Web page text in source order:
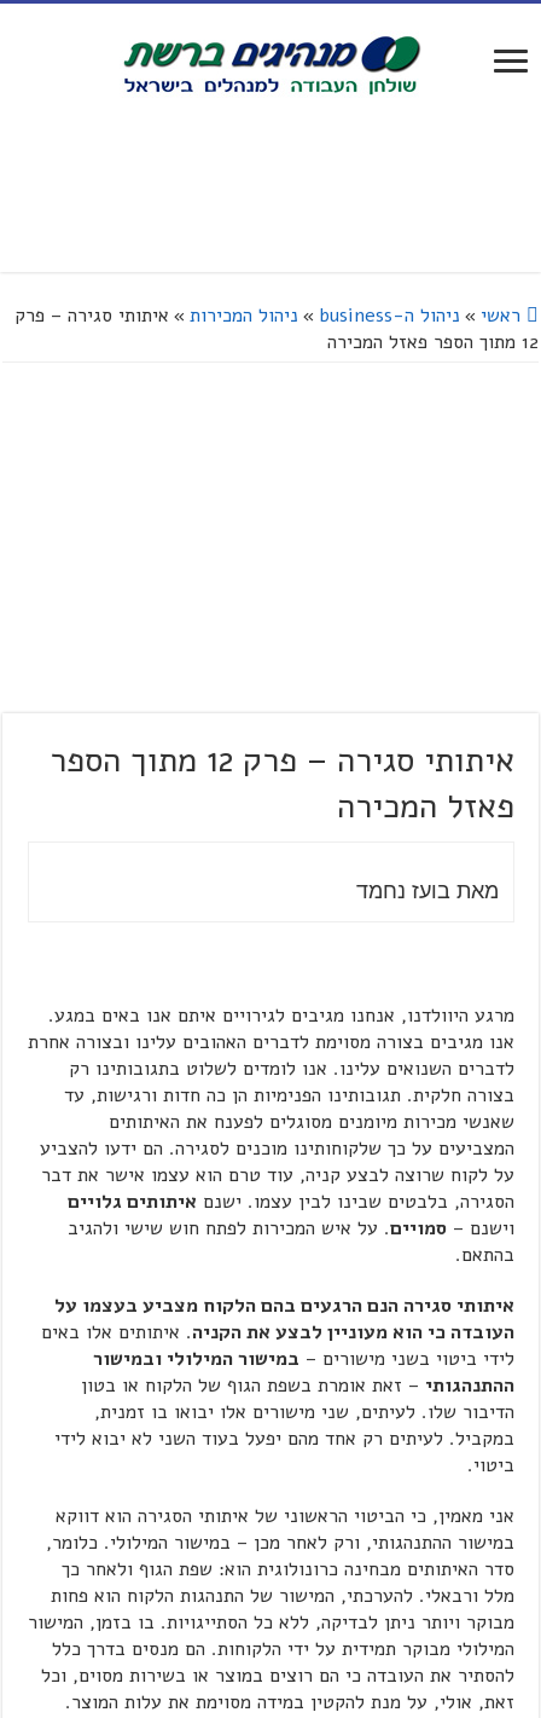
ראשי » ניהול ה-business » ניהול המכירות » איתותי סגירה – פרק
12 מתוך הספר פאזל המכירה
איתותי סגירה – פרק 12 מתוך הספר
פאזל המכירה
מאת בועז נחמד
מרגע היוולדנו, אנחנו מגיבים לגירויים איתם אנו באים במגע.
אנו מגיבים בצורה מסוימת לדברים האהובים עלינו ובצורה אחרת
לדברים השנואים עלינו. אנו לומדים לשלוט בתגובותינו רק
בצורה חלקית. תגובותינו הפנימיות הן כה חדות ורגישות, עד
שאנשי מכירות מיומנים מסוגלים לפענח את האיתותים
המצביעים על כך שלקוחותינו מוכנים לסגירה. הם ידעו להצביע
על לקוח שרוצה לבצע קניה, עוד טרם הוא עצמו אישר את דבר
הסגירה, בלבטים שבינו לבין עצמו. ישנם איתותים גלויים
וישנם –סמויים. על איש המכירות לפתח חוש שישי ולהגיב
בהתאם.
איתותי סגירה הנם הרגעים בהם הלקוח מצביע בעצמו על
העובדה כי הוא מעוניין לבצע את הקניה. איתותים אלו באים
לידי ביטוי בשני מישורים – במישור המילולי ובמישור
ההתנהגותי – זאת אומרת בשפת הגוף של הלקוח או בטון
הדיבור שלו. לעיתים, שני מישורים אלו יבואו בו זמנית,
במקביל. לעיתים רק אחד מהם יפעל בעוד השני לא יבוא לידי
ביטוי.
אני מאמין, כי הביטוי הראשוני של איתותי הסגירה הוא דווקא
במישור ההתנהגותי, ורק לאחר מכן – במישור המילולי. כלומר,
סדר האיתותים מבחינה כרונולוגית הוא: שפת הגוף ולאחר כך
מלל ורבאלי. להערכתי, המישור של התנהגות הלקוח הוא פחות
מבוקר ויותר ניתן לבדיקה, ללא כל הסתייגויות. בו בזמן, המישור
המילולי מבוקר תמידית על ידי הלקוחות. הם מנסים בדרך כלל
להסתיר את העובדה כי הם רוצים במוצר או בשירות מסוים, וכל
זאת, אולי, על מנת להקטין במידה מסוימת את עלות המוצר.